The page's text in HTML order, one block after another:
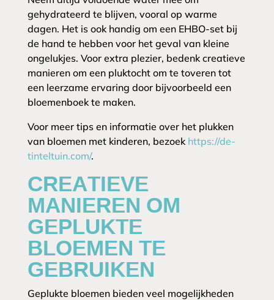
gehydrateerd te blijven, vooral op warme
dagen. Het is ook handig om een EHBO-set bij
de hand te hebben voor het geval van kleine
ongelukjes. Voor extra plezier, bedenk creatieve
manieren om een pluktocht om te toveren tot
een leerzame ervaring door bijvoorbeeld een
bloemenboek te maken.
Voor meer tips en informatie over het plukken
van bloemen met kinderen, bezoek https://de-
tinteltuin.com/.
CREATIEVE
MANIEREN OM
GEPLUKTE
BLOEMEN TE
GEBRUIKEN
Geplukte bloemen bieden veel mogelijkheden